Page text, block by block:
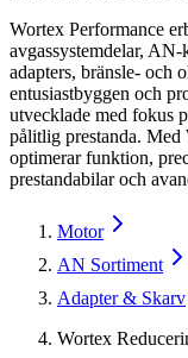
Wortex Performance
avgassystemdelar,
adapters, bränsle- och
entusiastbyggen och
utvecklade med fokus
pålitlig prestanda. Med
optimerar funktion,
prestandabilar och
Motor
AN Sortiment
Adapter & Skarv
Wortex